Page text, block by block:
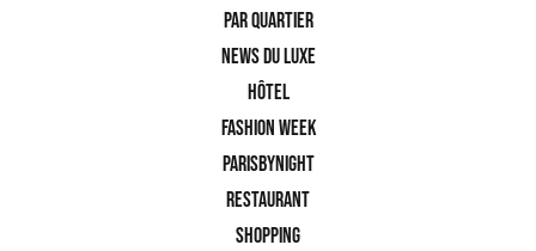
PAR QUARTIER
News du Luxe
Hôtel
Fashion Week
ParisByNight
Restaurant
Shopping